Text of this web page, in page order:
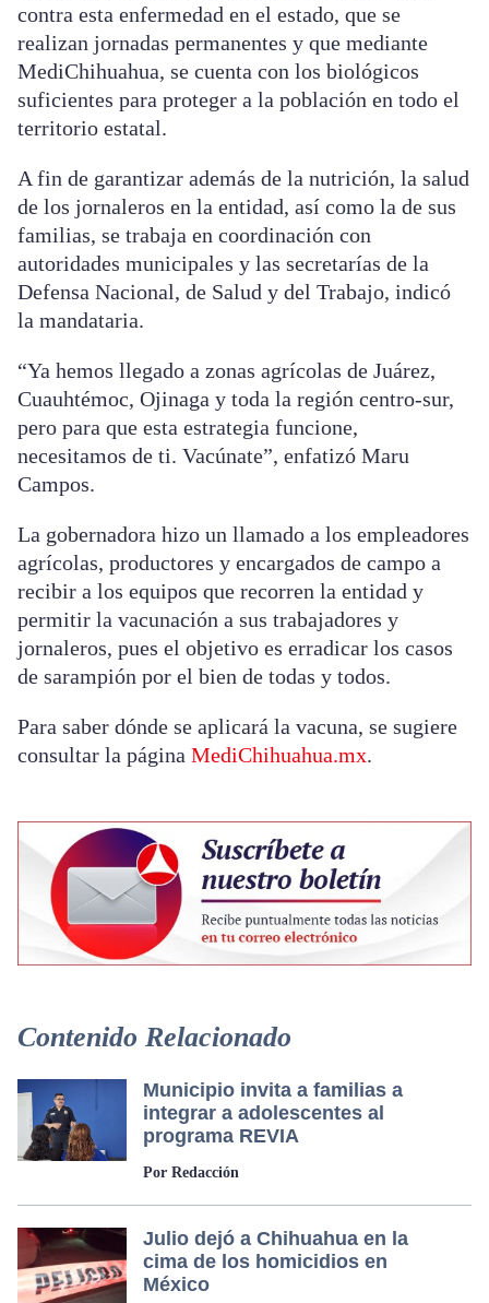
contra esta enfermedad en el estado, que se
realizan jornadas permanentes y que mediante
MediChihuahua, se cuenta con los biológicos
suficientes para proteger a la población en todo el
territorio estatal.
A fin de garantizar además de la nutrición, la salud
de los jornaleros en la entidad, así como la de sus
familias, se trabaja en coordinación con
autoridades municipales y las secretarías de la
Defensa Nacional, de Salud y del Trabajo, indicó
la mandataria.
“Ya hemos llegado a zonas agrícolas de Juárez,
Cuauhtémoc, Ojinaga y toda la región centro-sur,
pero para que esta estrategia funcione,
necesitamos de ti. Vacúnate”, enfatizó Maru
Campos.
La gobernadora hizo un llamado a los empleadores
agrícolas, productores y encargados de campo a
recibir a los equipos que recorren la entidad y
permitir la vacunación a sus trabajadores y
jornaleros, pues el objetivo es erradicar los casos
de sarampión por el bien de todas y todos.
Para saber dónde se aplicará la vacuna, se sugiere
consultar la página MediChihuahua.mx.
Contenido Relacionado
Municipio invita a familias a
integrar a adolescentes al
programa REVIA
Por Redacción
Julio dejó a Chihuahua en la
cima de los homicidios en
México